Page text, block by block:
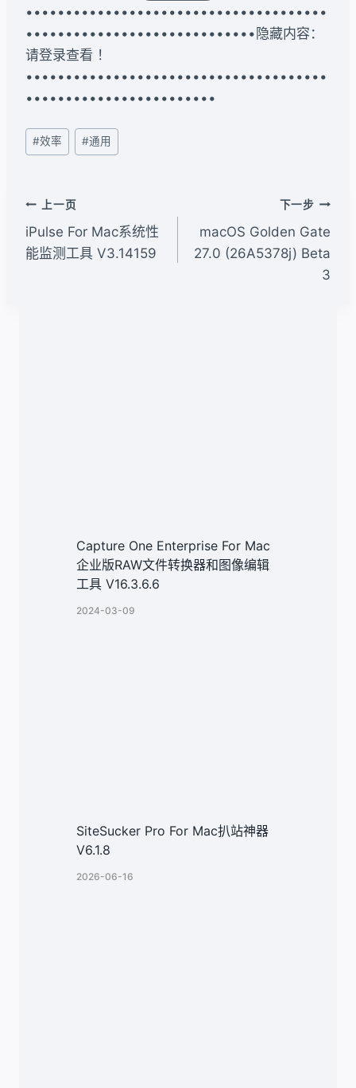
••••••••••••••••••••••••••••••••••••••
•••••••••••••••••••••••••••••隐藏内容：
请登录查看 ！
••••••••••••••••••••••••••••••••••••••
••••••••••••••••••••••••
文
章
签：
#效率 #通用
文
章
导
上一页
iPulse For Mac系统性
能监测工具 V3.14159
下一步
macOS Golden Gate
27.0 (26A5378j) Beta
3
Capture One Enterprise For Mac
企业版RAW文件转换器和图像编辑
工具 V16.3.6.6
2024-03-09
SiteSucker Pro For Mac扒站神器
V6.1.8
2026-06-16